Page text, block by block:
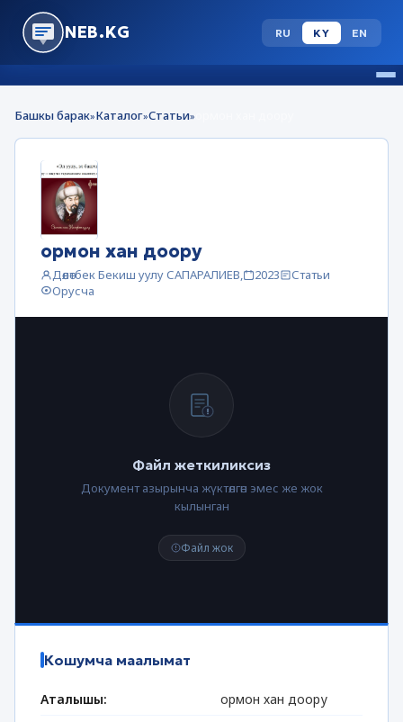
NEB.KG RU KY EN
Башкы барак»Каталог»Статьи»
ормон хан доору
Дөөлөтбек Бекиш уулу САПАРАЛИЕВ, 2023
Статьи
Орусча
Файл жеткиликсиз
Документ азырынча жүктөлгөн эмес же жок
кылынган
Файл жок
Кошумча маалымат
Аталышы:
ормон хан доору